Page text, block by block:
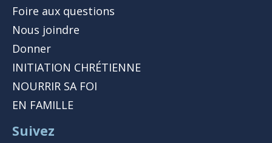
Foire aux questions
Nous joindre
Donner
INITIATION CHRÉTIENNE
NOURRIR SA FOI
EN FAMILLE
Suivez